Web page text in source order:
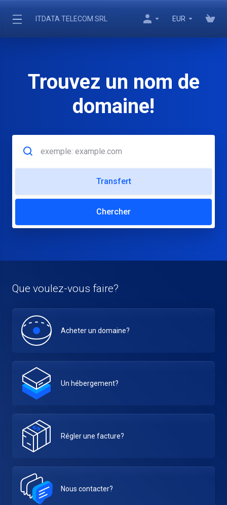
ITDATA TELECOM SRL EUR
Trouvez un nom de
domaine!
Transfert
Chercher
Que voulez-vous faire?
Acheter un domaine?
Un hébergement?
Régler une facture?
Nous contacter?